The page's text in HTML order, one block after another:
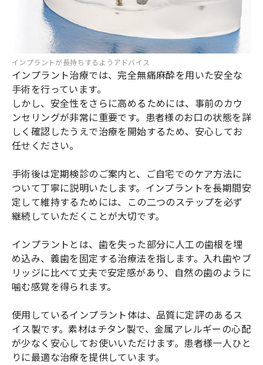
インプラントが長持ちするようアドバイス
インプラント治療では、完全無痛麻酔を用いた安全な
手術を行っています。
しかし、安全性をさらに高めるためには、事前のカウ
ンセリングが非常に重要です。患者様のお口の状態を詳
しく確認したうえで治療を開始するため、安心してお
任せください。
手術後は定期検診のご案内と、ご自宅でのケア方法に
ついて丁寧に説明いたします。インプラントを長期間安
定して維持するためには、この二つのステップを必ず
継続していただくことが大切です。
インプラントとは、歯を失った部分に人工の歯根を埋
め込み、義歯を固定する治療法を指します。入れ歯やブ
リッジに比べて丈夫で安定感があり、自然の歯のように
噛む感覚を得られます。
使用しているインプラント体は、品質に定評のあるス
イス製です。素材はチタン製で、金属アレルギーの心配
が少なく安心してお使いいただけます。患者様一人ひと
りに最適な治療を提供しています。